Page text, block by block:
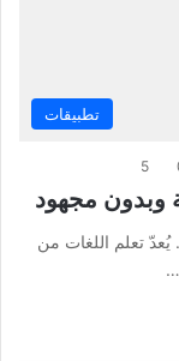
تطبيقات
5
مجهود. يُعدّ تعلم اللغات من